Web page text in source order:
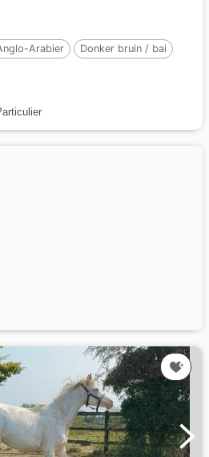
Arabier
Donker bruin / bai